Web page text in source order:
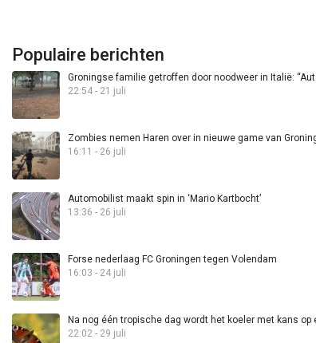
Populaire berichten
Groningse familie getroffen door noodweer in Italië:
22:54 - 21 juli
Zombies nemen Haren over in nieuwe game van
16:11 - 26 juli
Automobilist maakt spin in ‘Mario Kartbocht’
13:36 - 26 juli
Forse nederlaag FC Groningen tegen Volendam
16:03 - 24 juli
Na nog één tropische dag wordt het koeler met kans
22:02 - 29 juli